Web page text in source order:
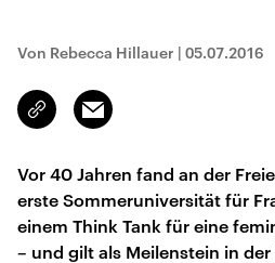
Von Rebecca Hillauer | 05.07.2016
Link
kopieren/teilen
Email
Vor 40 Jahren fand an der
erste Sommeruniversität für
einem Think Tank für eine
– und gilt als Meilenstein in